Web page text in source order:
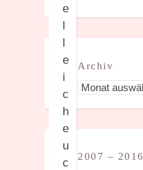
e
l
l
e
i
c
h
e
u
c
Archiv
Archiv
2007 – 2016